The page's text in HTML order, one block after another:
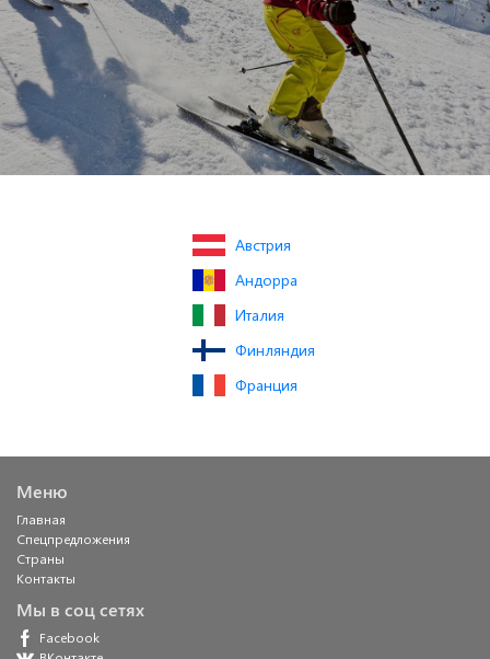
Австрия
Андорра
Италия
Финляндия
Франция
Меню
Главная
Спецпредложения
Страны
Контакты
Мы в соц сетях
Facebook